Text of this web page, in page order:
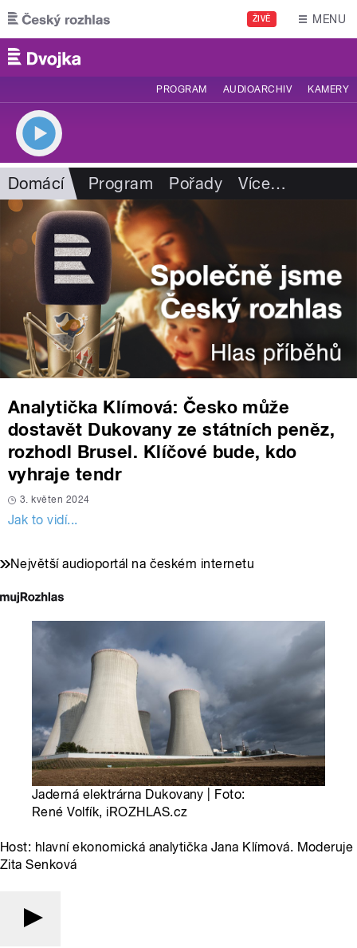
Přejít k hlavnímu obsahu
ŽIVĚ MENU
PROGRAM AUDIOARCHIV KAMERY
Domácí Program Pořady Více…
Analytička Klímová: Česko může
dostavět Dukovany ze státních peněz,
rozhodl Brusel. Klíčové bude, kdo
vyhraje tendr
3. květen 2024
Jak to vidí...
Největší audioportál na českém internetu
Jaderná elektrárna Dukovany | Foto:
René Volfík, iROZHLAS.cz
Host: hlavní ekonomická analytička Jana Klímová. Moderuje
Zita Senková